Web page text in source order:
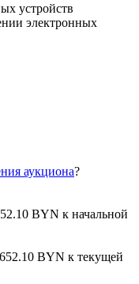
устройств
электронных
аукциона?
BYN к начальной
652.10 BYN к текущей